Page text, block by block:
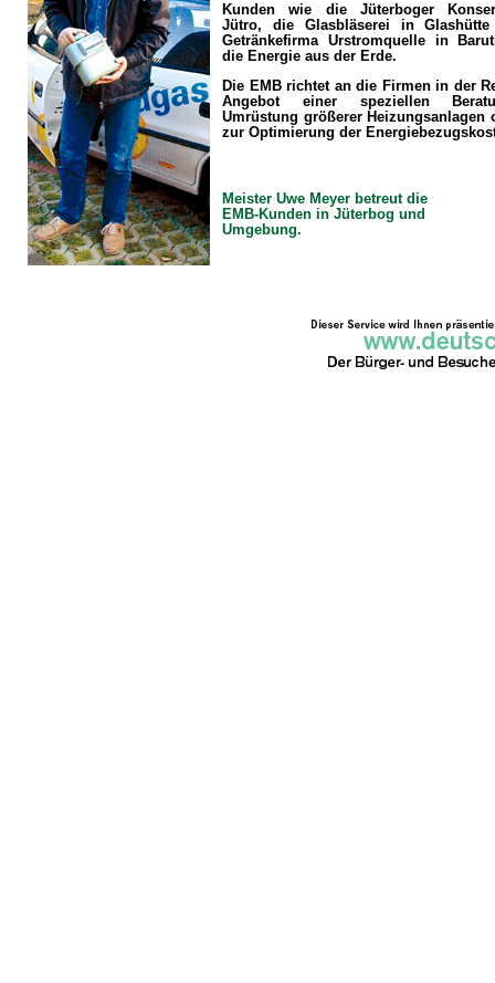
Kunden wie die Jüterboger
Jütro, die Glasbläserei in
Getränkefirma Urstromquelle in
die Energie aus der Erde.
Die EMB richtet an die Firmen in der
Angebot einer speziellen
Umrüstung größerer Heizungsanlagen
zur Optimierung der
Meister Uwe Meyer betreut die
EMB-Kunden in Jüterbog und
Umgebung.